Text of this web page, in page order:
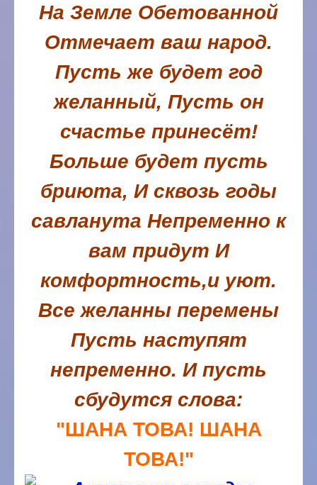
На Земле Обетованной
Отмечает ваш народ.
Пусть же будет год
желанный, Пусть он
счастье принесёт!
Больше будет пусть
бриюта, И сквозь годы
савланута Непременно к
вам придут И
комфортность,и уют.
Все желанны перемены
Пусть наступят
непременно. И пусть
сбудутся слова:
"ШАНА ТОВА! ШАНА
ТОВА!"